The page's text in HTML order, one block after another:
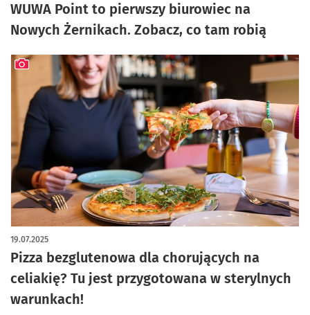
WUWA Point to pierwszy biurowiec na
Nowych Żernikach. Zobacz, co tam robią
Pizza bezglutenowa dla chorujących na
celiakię? Tu jest przygotowana w sterylnych
warunkach!
19.07.2025
artykuł z galerią zdjęć